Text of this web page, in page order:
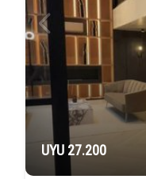
UYU 27.200